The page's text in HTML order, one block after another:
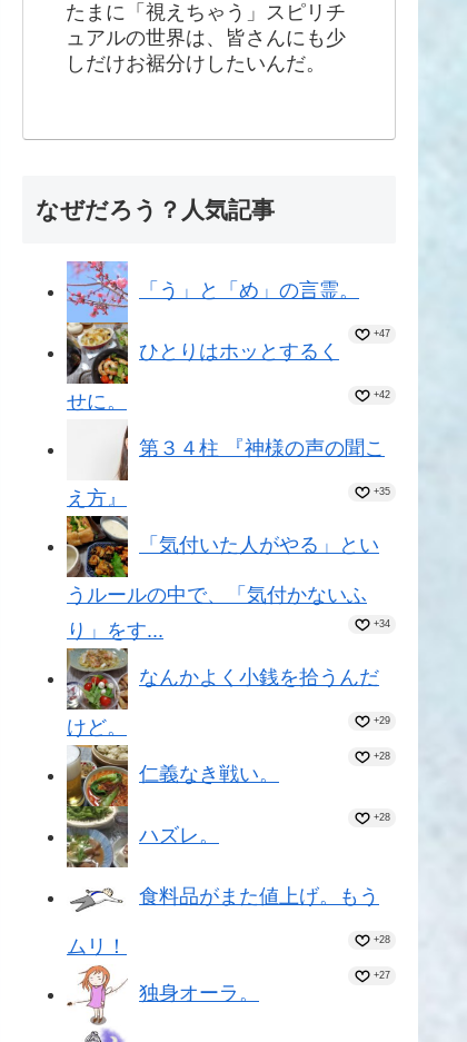
たまに「視えちゃう」スピリチ
ュアルの世界は、皆さんにも少
しだけお裾分けしたいんだ。
なぜだろう？人気記事
「う」と「め」の言霊。
+47
ひとりはホッとするく
せに。 +42
第３４柱 『神様の声の聞こ
え方』 +35
「気付いた人がやる」とい
うルールの中で、「気付かないふ
り」をす...
+34
なんかよく小銭を拾うんだ
けど。 +29
仁義なき戦い。
+28
ハズレ。
+28
食料品がまた値上げ。もう
ムリ！ +28
独身オーラ。
+27